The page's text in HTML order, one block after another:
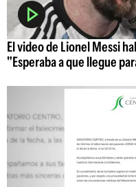
El video de Lionel Messi
"Esperaba a que llegue